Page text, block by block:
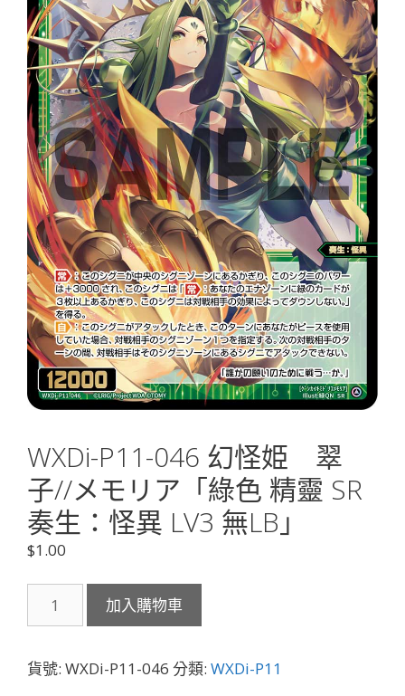
WXDi-P11-046 幻怪姫 翠
子//メモリア「綠色 精靈 SR
奏生：怪異 LV3 無LB」
$1.00
P11-
幻
加入購物車
貨號: WXDi-P11-046 分類: WXDi-P11